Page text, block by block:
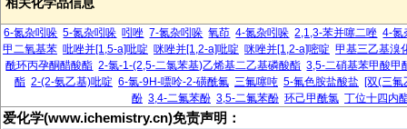
6-氮杂吲哚 5-氮杂吲哚 吲唑 7-氮杂吲哚 氧茚 4-氮杂吲哚 2,1,3-苯并噻二唑 4-氮
甲二氧基苯 吡唑并[1,5-a]吡啶 咪唑并[1,2-a]吡啶 咪唑并[1,2-a]嘧啶 甲基三乙基溴
酰环丙孕酮醋酸酯 2-氯-1-(2,5-二氯苯基)乙烯基二乙基磷酸酯 3,5-二硝基苯甲酸甲
酯 2-(2-氨乙基)吡啶 6-氯-9H-嘌呤-2-磺酰氟 三氟噻吨 5-氟色胺盐酸盐 [双(三氟
酚 3,4-二氟苯酚 3,5-二氟苯酚 环己甲酰氯 丁位十四内
爱化学(www.ichemistry.cn)免责声明：